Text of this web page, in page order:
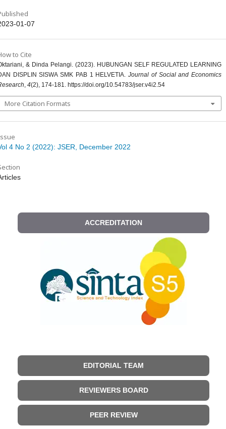
01-07
to Cite
& Dinda Pelangi. (2023). HUBUNGAN SELF REGULATED LEARNING
DISPLIN SISWA SMK PAB 1 HELVETIA.Journal of Social and Economics
, 4(2), 174-181. https://doi.org/10.54783/jser.v4i2.54
More Citation Formats
4 No 2 (2022): JSER, December 2022
ACCREDITATION
EDITORIAL TEAM
REVIEWERS BOARD
PEER REVIEW